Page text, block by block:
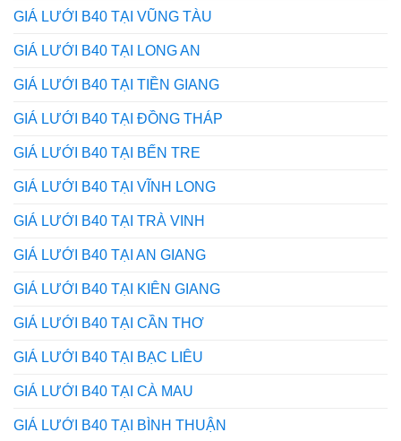
GIÁ LƯỚI B40 TẠI VŨNG TÀU
GIÁ LƯỚI B40 TẠI LONG AN
GIÁ LƯỚI B40 TẠI TIỀN GIANG
GIÁ LƯỚI B40 TẠI ĐỒNG THÁP
GIÁ LƯỚI B40 TẠI BẾN TRE
GIÁ LƯỚI B40 TẠI VĨNH LONG
GIÁ LƯỚI B40 TẠI TRÀ VINH
GIÁ LƯỚI B40 TẠI AN GIANG
GIÁ LƯỚI B40 TẠI KIÊN GIANG
GIÁ LƯỚI B40 TẠI CẦN THƠ
GIÁ LƯỚI B40 TẠI BẠC LIÊU
GIÁ LƯỚI B40 TẠI CÀ MAU
GIÁ LƯỚI B40 TẠI BÌNH THUẬN